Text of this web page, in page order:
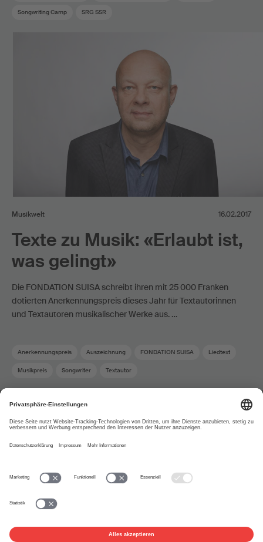
Songwriting Camp SRG SSR
Musikwelt 16.02.2017
Texte zu Musik: «Erlaubt ist,
was gelingt»
Die FONDATION SUISA schreibt ihren mit 25 000 Franken
dotierten Anerkennungspreis dieses Jahr für Textautorinnen
und Textautoren musikalischer Werke aus. …
Anerkennungspreis Auszeichnung FONDATION SUISA Liedtext
Musikpreis Songwriter Textautor
www.suisa.ch
Über uns
Disclaimer
Privatsphäre-Einstellungen